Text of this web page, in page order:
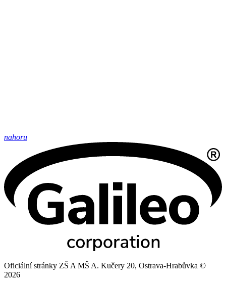
nahoru
Oficiální stránky ZŠ A MŠ A. Kučery 20, Ostrava-Hrabůvka ©
2026